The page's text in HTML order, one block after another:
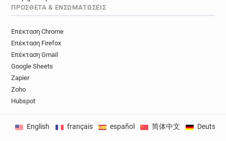
ΠΡΌΣΘΕΤΑ & ΕΝΣΩΜΑΤΏΣΕΙΣ
Επέκταση Chrome
Επέκταση Firefox
Επέκταση Gmail
Google Sheets
Zapier
Zoho
Hubspot
English français español 简体中文 Deutsch